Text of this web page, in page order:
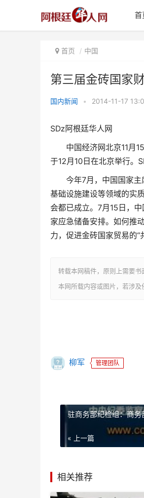
首
首页 中国
第三届金砖国家
国内新闻 • 2014-11-17
SDz阿根廷华人网
中国经济网北京11月15
于12月10日在北京举行。
今年7月，中国国家主席
基础设施建设等领域的实
会都已成立。7月15日，
家应急储备安排。如何推
力，促进金砖国家贸易的“
转载本网稿件，原则上需要书
本网所载内容或图片，若涉及
月10日在北京举办
柳军 管理团队
驻商务部纪检组：商
« 上一篇
相关推荐